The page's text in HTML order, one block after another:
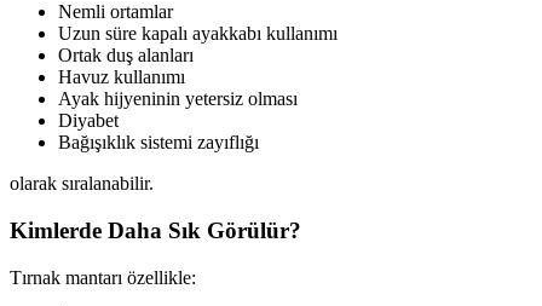
Nemli ortamlar
Uzun süre kapalı ayakkabı kullanımı
Ortak duş alanları
Havuz kullanımı
Ayak hijyeninin yetersiz olması
Diyabet
Bağışıklık sistemi zayıflığı
olarak sıralanabilir.
Kimlerde Daha Sık Görülür?
Tırnak mantarı özellikle: